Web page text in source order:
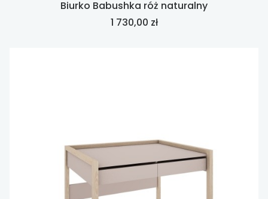
Biurko Babushka róż naturalny
Cena
1 730,00 zł